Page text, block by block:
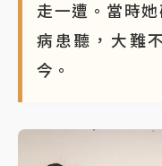
走一遭。當時
病患聽，大難
今。